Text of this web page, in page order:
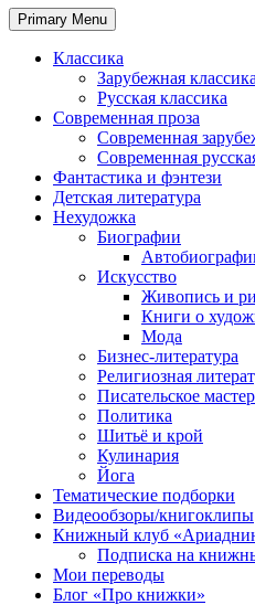
Primary Menu
Классика
Зарубежная классика
Русская классика
Современная проза
Современная
Современная
Фантастика и фэнтези
Детская литература
Нехудожка
Биографии
Искусство
Живопись и
Книги о
Мода
Бизнес-литература
Религиозная
Писательское
Политика
Шитьё и крой
Кулинария
Йога
Тематические подборки
Видеообзоры/книгоклипы
Книжный клуб
Подписка на
Мои переводы
Блог «Про книжки»